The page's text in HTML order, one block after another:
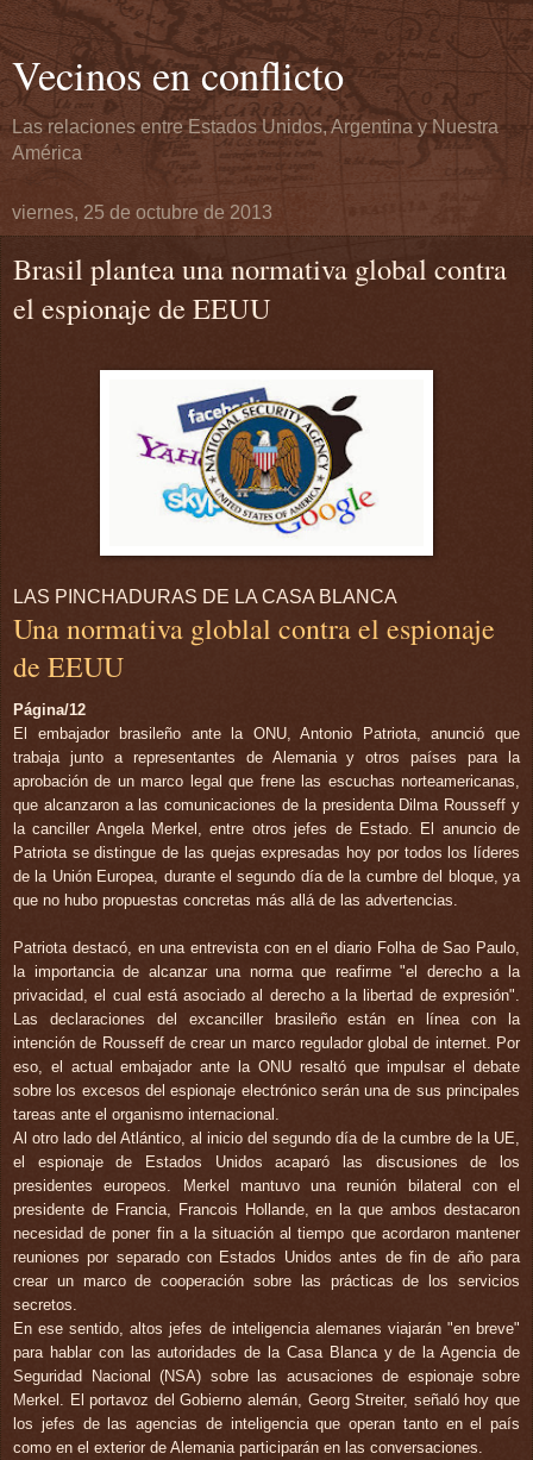
Vecinos en conflicto
Las relaciones entre Estados Unidos, Argentina y Nuestra
América
viernes, 25 de octubre de 2013
Brasil plantea una normativa global contra
el espionaje de EEUU
LAS PINCHADURAS DE LA CASA BLANCA
Una normativa globlal contra el espionaje
de EEUU
Página/12
El embajador brasileño ante la ONU, Antonio Patriota, anunció que
trabaja junto a representantes de Alemania y otros países para la
aprobación de un marco legal que frene las escuchas norteamericanas,
que alcanzaron a las comunicaciones de la presidenta Dilma Rousseff y
la canciller Angela Merkel, entre otros jefes de Estado. El anuncio de
Patriota se distingue de las quejas expresadas hoy por todos los líderes
de la Unión Europea, durante el segundo día de la cumbre del bloque, ya
que no hubo propuestas concretas más allá de las advertencias.
Patriota destacó, en una entrevista con en el diario Folha de Sao Paulo,
la importancia de alcanzar una norma que reafirme "el derecho a la
privacidad, el cual está asociado al derecho a la libertad de expresión".
Las declaraciones del excanciller brasileño están en línea con la
intención de Rousseff de crear un marco regulador global de internet. Por
eso, el actual embajador ante la ONU resaltó que impulsar el debate
sobre los excesos del espionaje electrónico serán una de sus principales
tareas ante el organismo internacional.
Al otro lado del Atlántico, al inicio del segundo día de la cumbre de la UE,
el espionaje de Estados Unidos acaparó las discusiones de los
presidentes europeos. Merkel mantuvo una reunión bilateral con el
presidente de Francia, Francois Hollande, en la que ambos destacaron
necesidad de poner fin a la situación al tiempo que acordaron mantener
reuniones por separado con Estados Unidos antes de fin de año para
crear un marco de cooperación sobre las prácticas de los servicios
secretos.
En ese sentido, altos jefes de inteligencia alemanes viajarán "en breve"
para hablar con las autoridades de la Casa Blanca y de la Agencia de
Seguridad Nacional (NSA) sobre las acusaciones de espionaje sobre
Merkel. El portavoz del Gobierno alemán, Georg Streiter, señaló hoy que
los jefes de las agencias de inteligencia que operan tanto en el país
como en el exterior de Alemania participarán en las conversaciones.